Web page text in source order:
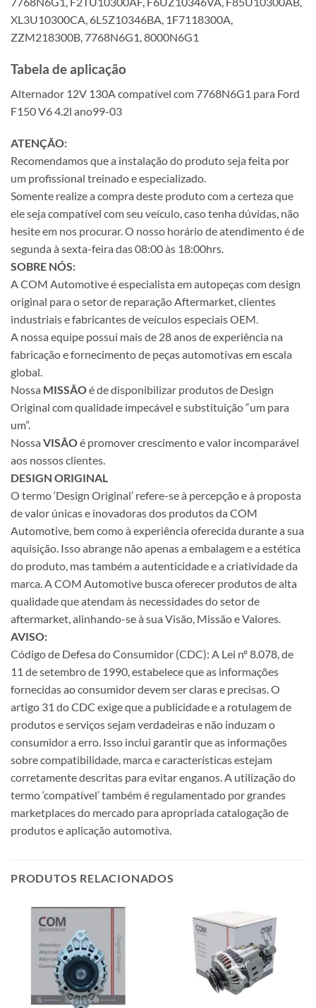
XL3U10300CA, 6L5Z10346BA, 1F7118300A,
ZZM218300B, 7768N6G1, 8000N6G1
Tabela de aplicação
Alternador 12V 130A compatível com 7768N6G1 para Ford
F150 V6 4.2l ano99-03
ATENÇÃO:
Recomendamos que a instalação do produto seja feita por
um profissional treinado e especializado.
Somente realize a compra deste produto com a certeza que
ele seja compatível com seu veículo, caso tenha dúvidas, não
hesite em nos procurar. O nosso horário de atendimento é de
segunda à sexta-feira das 08:00 às 18:00hrs.
SOBRE NÓS:
A COM Automotive é especialista em autopeças com design
original para o setor de reparação Aftermarket, clientes
industriais e fabricantes de veículos especiais OEM.
A nossa equipe possui mais de 28 anos de experiência na
fabricação e fornecimento de peças automotivas em escala
global.
Nossa MISSÃOé de disponibilizar produtos de Design
Original com qualidade impecável e substituição “um para
um”.
Nossa VISÃOé promover crescimento e valor incomparável
aos nossos clientes.
DESIGN ORIGINAL
O termo ‘Design Original’ refere-se à percepção e à proposta
de valor únicas e inovadoras dos produtos da COM
Automotive, bem como à experiência oferecida durante a sua
aquisição. Isso abrange não apenas a embalagem e a estética
do produto, mas também a autenticidade e a criatividade da
marca. A COM Automotive busca oferecer produtos de alta
qualidade que atendam às necessidades do setor de
aftermarket, alinhando-se à sua Visão, Missão e Valores.
AVISO:
Código de Defesa do Consumidor (CDC): A Lei nº 8.078, de
11 de setembro de 1990, estabelece que as informações
fornecidas ao consumidor devem ser claras e precisas. O
artigo 31 do CDC exige que a publicidade e a rotulagem de
produtos e serviços sejam verdadeiras e não induzam o
consumidor a erro. Isso inclui garantir que as informações
sobre compatibilidade, marca e características estejam
corretamente descritas para evitar enganos. A utilização do
termo ‘compatível’ também é regulamentado por grandes
marketplaces do mercado para apropriada catalogação de
produtos e aplicação automotiva.
PRODUTOS RELACIONADOS